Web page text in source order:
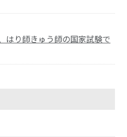
はり師きゅう師の国家試験で